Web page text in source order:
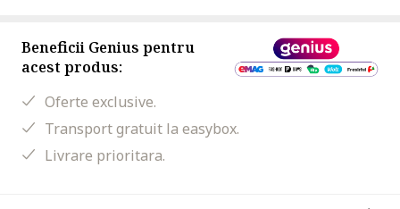
Beneficii Genius pentru
acest produs:
Oferte exclusive.
Transport gratuit la easybox.
Livrare prioritara.